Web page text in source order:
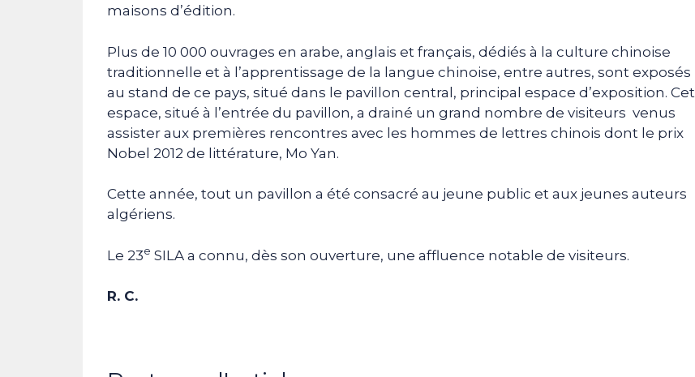
maisons d’édition.
Plus de 10 000 ouvrages en arabe, anglais et français, dédiés à la culture chinoise
traditionnelle et à l’apprentissage de la langue chinoise, entre autres, sont exposés
au stand de ce pays, situé dans le pavillon central, principal espace d’exposition. Cet
espace, situé à l’entrée du pavillon, a drainé un grand nombre de visiteurs venus
assister aux premières rencontres avec les hommes de lettres chinois dont le prix
Nobel 2012 de littérature, Mo Yan.
Cette année, tout un pavillon a été consacré au jeune public et aux jeunes auteurs
algériens.
Le 23e SILA a connu, dès son ouverture, une affluence notable de visiteurs.
R. C.